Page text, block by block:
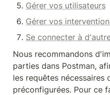
Gérer vos utilisateurs
Gérer vos
Se connecter à
Nous recommandons
parties dans Postman,
les requêtes nécessaires
préconfigurées. Pour ce